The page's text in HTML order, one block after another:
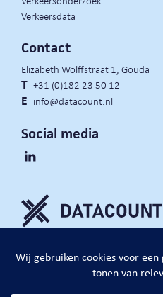
Verkeersdata
Contact
Elizabeth Wolffstraat 1, Gouda
T +31 (0)182 23 50 12
E info@datacount.nl
Social media
cookie notice